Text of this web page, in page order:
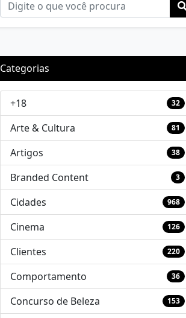
Categorias
+18 32
Arte & Cultura 81
Artigos 38
Branded Content 3
Cidades 968
Cinema 126
Clientes 220
Comportamento 36
Concurso de Beleza 153